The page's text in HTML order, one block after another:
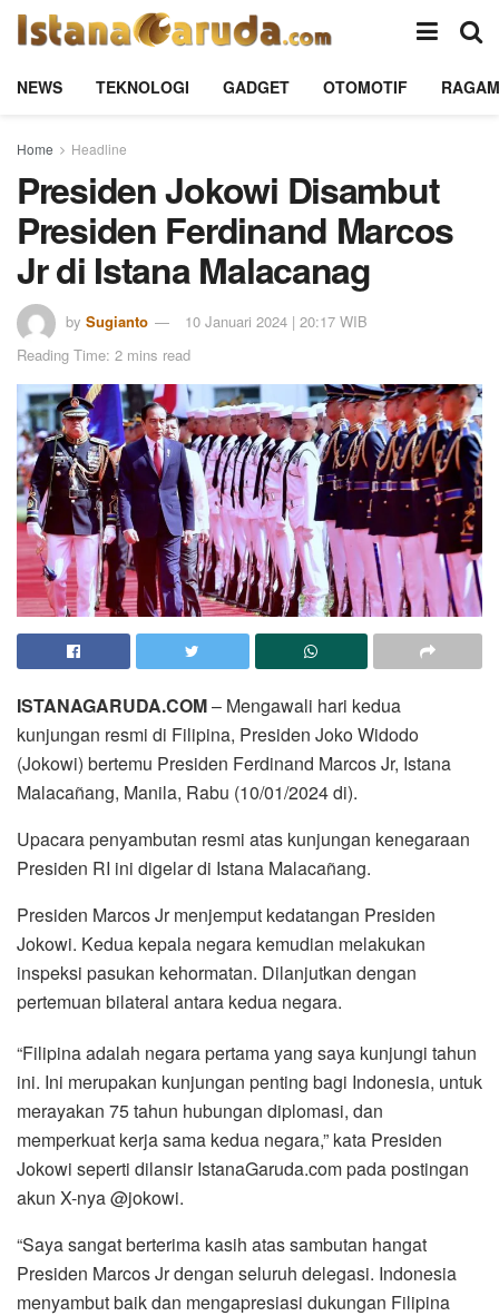
NEWS TEKNOLOGI GADGET OTOMOTIF RAGAM
Home Headline
Presiden Jokowi Disambut
Presiden Ferdinand Marcos
Jr di Istana Malacanag
by Sugianto
10 Januari 2024 | 20:17 WIB
Reading Time: 2 mins read
ISTANAGARUDA.COM– Mengawali hari kedua
kunjungan resmi di Filipina, Presiden Joko Widodo
(Jokowi) bertemu Presiden Ferdinand Marcos Jr, Istana
Malacañang, Manila, Rabu (10/01/2024 di).
Upacara penyambutan resmi atas kunjungan kenegaraan
Presiden RI ini digelar di Istana Malacañang.
Presiden Marcos Jr menjemput kedatangan Presiden
Jokowi. Kedua kepala negara kemudian melakukan
inspeksi pasukan kehormatan. Dilanjutkan dengan
pertemuan bilateral antara kedua negara.
“Filipina adalah negara pertama yang saya kunjungi tahun
ini. Ini merupakan kunjungan penting bagi Indonesia, untuk
merayakan 75 tahun hubungan diplomasi, dan
memperkuat kerja sama kedua negara,” kata Presiden
Jokowi seperti dilansir IstanaGaruda.com pada postingan
akun X-nya @jokowi.
“Saya sangat berterima kasih atas sambutan hangat
Presiden Marcos Jr dengan seluruh delegasi. Indonesia
menyambut baik dan mengapresiasi dukungan Filipina